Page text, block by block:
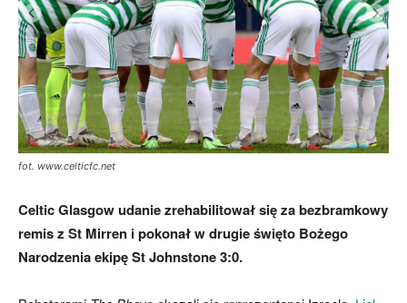
(transfery,
mecze,
fot. www.celticfc.net
Celtic Glasgow udanie zrehabilitował się za bezbramkowy
remis z St Mirren i pokonał w drugie święto Bożego
Narodzenia ekipę St Johnstone 3:0.